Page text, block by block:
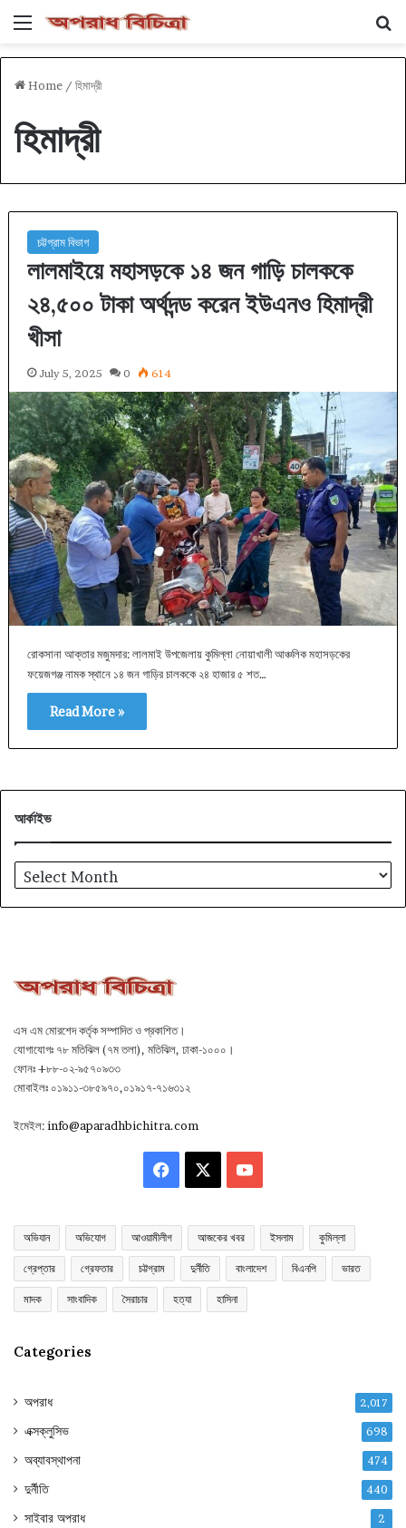
Menu
Home / হিমাদ্রী
হিমাদ্রী
চট্টগ্রাম বিভাগ
লালমাইয়ে মহাসড়কে ১৪ জন গাড়ি চালককে
২৪,৫০০ টাকা অর্থদন্ড করেন ইউএনও হিমাদ্রী
খীসা
July 5, 2025 0 614
রোকসানা আক্তার মজুমদার: লালমাই উপজেলায় কুমিল্লা নোয়াখালী আঞ্চলিক মহাসড়কের
ফয়েজগঞ্জ নামক স্থানে ১৪ জন গাড়ির চালককে ২৪ হাজার ৫ শত…
Read More »
আর্কাইভ
আর্কাইভ
এস এম মোরশেদ কর্তৃক সম্পাদিত ও প্রকাশিত।
যোগাযোগঃ ৭৮ মতিঝিল (৭ম তলা), মতিঝিল, ঢাকা-১০০০।
ফোনঃ +৮৮-০২-৯৫৭০৯৩৩
মোবাইলঃ ০১৯১১-৩৮৫৯৭০,০১৯১৭-৭১৬৩১২
ইমেইল:info@aparadhbichitra.com
Facebook YouTube
অভিযান অভিযোগ আওয়ামীলীগ আজকের খবর ইসলাম কুমিল্লা
গ্রেপ্তার গ্রেফতার চট্টগ্রাম দুর্নীতি বাংলাদেশ বিএনপি ভারত
মাদক সাংবাদিক সৈরাচার হত্যা হাসিনা
Categories
অপরাধ 2,017
এক্সক্লুসিভ 698
অব্যাবস্থাপনা 474
দুর্নীতি 440
সাইবার অপরাধ 2